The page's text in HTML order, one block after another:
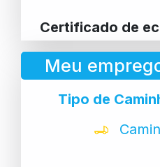
Certificado de
Meu
Tipo de